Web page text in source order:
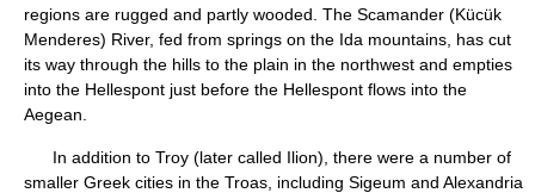
regions are rugged and partly wooded. The Scamander (Kücük
Menderes) River, fed from springs on the Ida mountains, has cut
its way through the hills to the plain in the northwest and empties
into the Hellespont just before the Hellespont flows into the
Aegean.
In addition to Troy (later called Ilion), there were a number of
smaller Greek cities in the Troas, including Sigeum and Alexandria